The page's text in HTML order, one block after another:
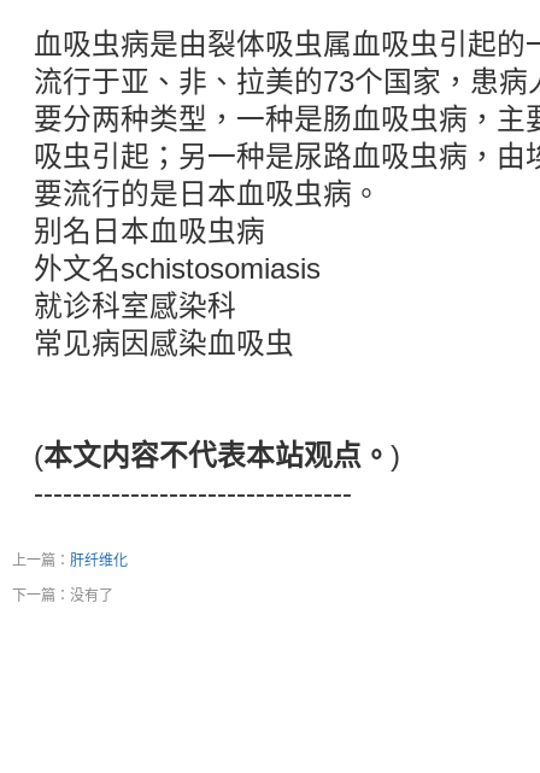
血吸虫病是由裂体吸虫属血吸虫引起的
流行于亚、非、拉美的73个国家，患
要分两种类型，一种是肠血吸虫病，主
吸虫引起；另一种是尿路血吸虫病，由
要流行的是日本血吸虫病。
别名日本血吸虫病
外文名schistosomiasis
就诊科室感染科
常见病因感染血吸虫
(本文内容不代表本站观点。 )
---------------------------------
上一篇： 肝纤维化
下一篇：没有了